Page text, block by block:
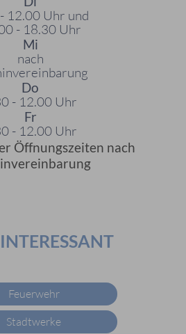
12.00 Uhr und
- 18.30 Uhr
Mi
nach
Do
- 12.00 Uhr
Fr
- 12.00 Uhr
Öffnungszeiten nach
Feuerwehr
Stadtwerke